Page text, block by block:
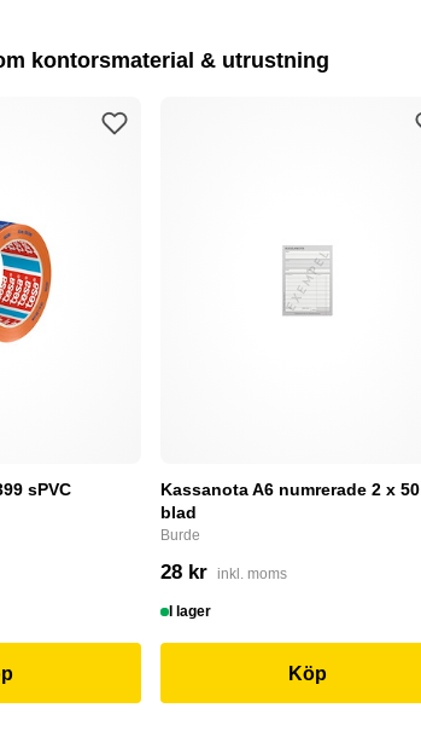
kontorsmaterial & utrustning
sPVC
Kassanota A6 numrerade 2 x 50
blad
Burde
28 kr inkl. moms
I lager
Köp